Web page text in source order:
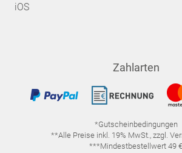
iOS
Zahlarten
*Gutscheinbedingungen
**Alle Preise inkl. 19% MwSt., zzgl.
***Mindestbestellwert 49 €